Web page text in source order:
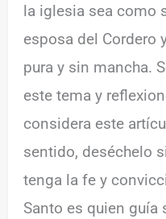
la iglesia sea como
esposa del Cordero
pura y sin mancha.
este tema y
considera este
sentido, deséchelo
tenga la fe y
Santo es quien guía